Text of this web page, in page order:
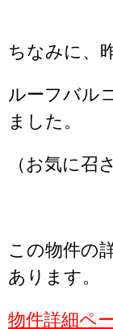
ちなみに、
ルーフバル
ました。
（お気に召
この物件の
あります。
物件詳細ペ